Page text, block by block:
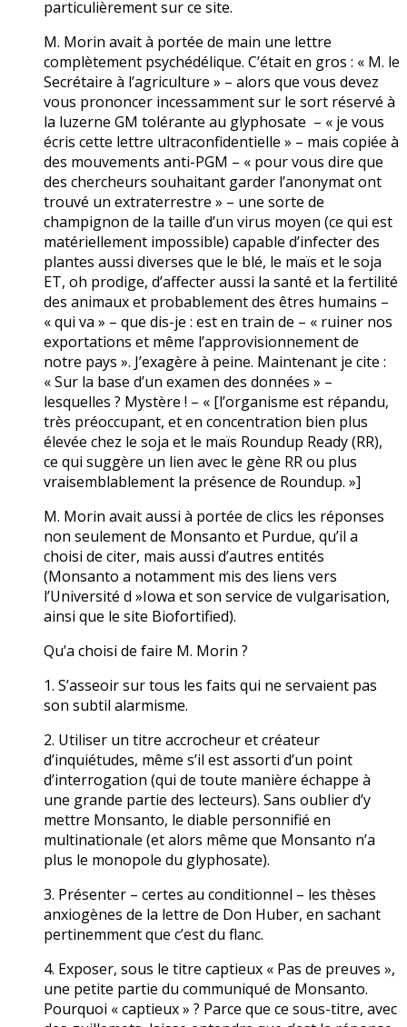
particulièrement sur ce site.
M. Morin avait à portée de main une lettre
complètement psychédélique. C’était en gros : « M. le
Secrétaire à l’agriculture » – alors que vous devez
vous prononcer incessamment sur le sort réservé à
la luzerne GM tolérante au glyphosate – « je vous
écris cette lettre ultraconfidentielle » – mais copiée à
des mouvements anti-PGM – « pour vous dire que
des chercheurs souhaitant garder l’anonymat ont
trouvé un extraterrestre » – une sorte de
champignon de la taille d’un virus moyen (ce qui est
matériellement impossible) capable d’infecter des
plantes aussi diverses que le blé, le maïs et le soja
ET, oh prodige, d’affecter aussi la santé et la fertilité
des animaux et probablement des êtres humains –
« qui va » – que dis-je : est en train de – « ruiner nos
exportations et même l’approvisionnement de
notre pays ». J’exagère à peine. Maintenant je cite :
« Sur la base d’un examen des données » –
lesquelles ? Mystère ! – « [l’organisme est répandu,
très préoccupant, et en concentration bien plus
élevée chez le soja et le maïs Roundup Ready (RR),
ce qui suggère un lien avec le gène RR ou plus
vraisemblablement la présence de Roundup. »]
M. Morin avait aussi à portée de clics les réponses
non seulement de Monsanto et Purdue, qu’il a
choisi de citer, mais aussi d’autres entités
(Monsanto a notamment mis des liens vers
l’Université d »Iowa et son service de vulgarisation,
ainsi que le site Biofortified).
Qu’a choisi de faire M. Morin ?
1. S’asseoir sur tous les faits qui ne servaient pas
son subtil alarmisme.
2. Utiliser un titre accrocheur et créateur
d’inquiétudes, même s’il est assorti d’un point
d’interrogation (qui de toute manière échappe à
une grande partie des lecteurs). Sans oublier d’y
mettre Monsanto, le diable personnifié en
multinationale (et alors même que Monsanto n’a
plus le monopole du glyphosate).
3. Présenter – certes au conditionnel – les thèses
anxiogènes de la lettre de Don Huber, en sachant
pertinemment que c’est du flanc.
4. Exposer, sous le titre captieux « Pas de preuves »,
une petite partie du communiqué de Monsanto.
Pourquoi « captieux » ? Parce que ce sous-titre, avec